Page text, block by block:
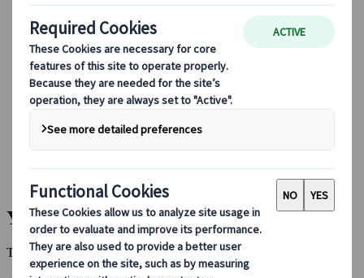
Saisonale Reisetipps
Highlights des Reiseziels
Kulturelle Einblicke
Kulinarische Erlebnisse
Entdecke Japan mit dem Zug
Häufig gestellte Fragen
Wichtige Informationen
Etikette in Japan
Autofahren in Japan
Bei uns buchen
Japan Rail Pass
Unterkunft
Online-Beratung
Yasugi
This Destination is disabled to display.